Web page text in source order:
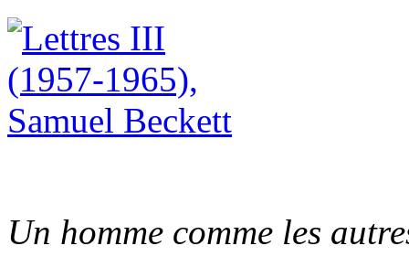
Un homme comme les